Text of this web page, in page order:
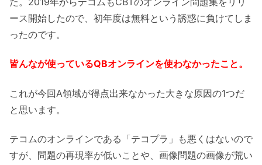
ース開始したので、初年度は無料という誘惑に負けてしま
ったのです。
皆んなが使っているQBオンラインを使わなかったこと。
これが今回A領域が得点出来なかった大きな原因の1つだ
と思います。
テコムのオンラインである「テコプラ」も悪くはないので
すが、問題の再現率が低いことや、画像問題の画像が荒い